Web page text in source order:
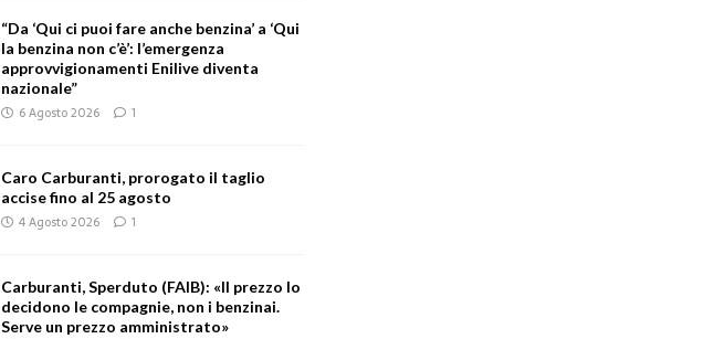
“Da ‘Qui ci puoi fare anche benzina’ a ‘Qui
la benzina non c’è’: l’emergenza
approvvigionamenti Enilive diventa
nazionale”
6 Agosto 2026 1
Caro Carburanti, prorogato il taglio
accise fino al 25 agosto
4 Agosto 2026 1
Carburanti, Sperduto (FAIB): «Il prezzo lo
decidono le compagnie, non i benzinai.
Serve un prezzo amministrato»